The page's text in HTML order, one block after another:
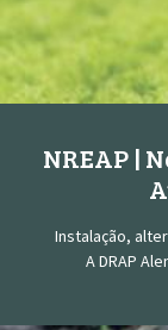
NREAP |
Instalação,
A DRAP